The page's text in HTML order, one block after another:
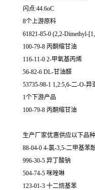
闪点:44.6oC
8个上游原料
61821-85-0 (2,2-Dimethyl-
100-79-8 丙酮缩甘油
116-11-0 2-甲氧基丙烯
56-82-6 DL-甘油醛
53735-98-1 1,2:5,6-二-O-
1个下游产品
100-79-8 丙酮缩甘油
生产厂家优惠供应以下品
88-04-0 4-氯-3,5-二甲基苯
996-30-5 异丁酸钠
504-74-5 咪唑啉
123-01-3 十二烷基苯